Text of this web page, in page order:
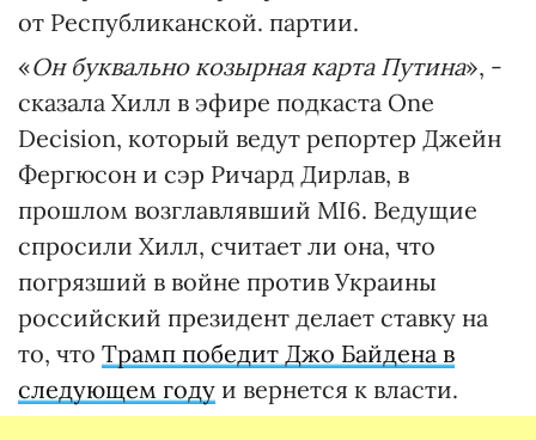
от Республиканской. партии.
«Он буквально козырная карта Путина», -
сказала Хилл в эфире подкаста One
Decision, который ведут репортер Джейн
Фергюсон и сэр Ричард Дирлав, в
прошлом возглавлявший MI6. Ведущие
спросили Хилл, считает ли она, что
погрязший в войне против Украины
российский президент делает ставку на
то, что Трамп победит Джо Байдена в
следующем году и вернется к власти.